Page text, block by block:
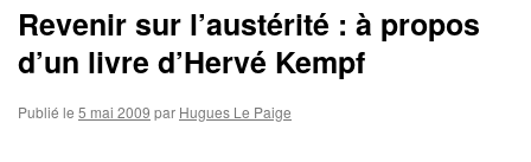
Revenir sur l’austérité : à propos
d’un livre d’Hervé Kempf
Publié le 5 mai 2009 par Hugues Le Paige